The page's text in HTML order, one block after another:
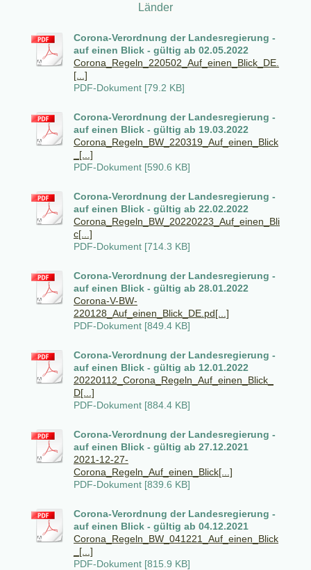
Länder
Corona-Verordnung der Landesregierung -
auf einen Blick - gültig ab 02.05.2022
Corona_Regeln_220502_Auf_einen_Blick_DE.
[...]
PDF-Dokument [79.2 KB]
Corona-Verordnung der Landesregierung -
auf einen Blick - gültig ab 19.03.2022
Corona_Regeln_BW_220319_Auf_einen_Blick
_[...]
PDF-Dokument [590.6 KB]
Corona-Verordnung der Landesregierung -
auf einen Blick - gültig ab 22.02.2022
Corona_Regeln_BW_20220223_Auf_einen_Bli
c[...]
PDF-Dokument [714.3 KB]
Corona-Verordnung der Landesregierung -
auf einen Blick - gültig ab 28.01.2022
Corona-V-BW-
220128_Auf_einen_Blick_DE.pd[...]
PDF-Dokument [849.4 KB]
Corona-Verordnung der Landesregierung -
auf einen Blick - gültig ab 12.01.2022
20220112_Corona_Regeln_Auf_einen_Blick_
D[...]
PDF-Dokument [884.4 KB]
Corona-Verordnung der Landesregierung -
auf einen Blick - gültig ab 27.12.2021
2021-12-27-
Corona_Regeln_Auf_einen_Blick[...]
PDF-Dokument [839.6 KB]
Corona-Verordnung der Landesregierung -
auf einen Blick - gültig ab 04.12.2021
Corona_Regeln_BW_041221_Auf_einen_Blick
_[...]
PDF-Dokument [815.9 KB]